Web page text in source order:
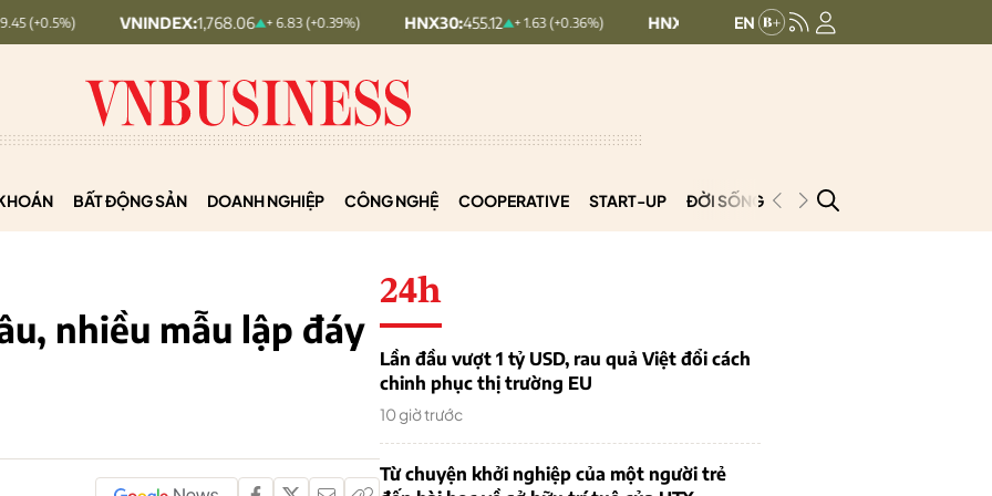
VNINDEX: 1,768.06 + 6.83 (+0.39%) HNX30: 455.12 + 1.63 (+0.36%) HNXINDEX: 293.44 + 0.25 (+0.09%)
BẤT ĐỘNG SẢN DOANH NGHIỆP CÔNG NGHỆ COOPERATIVE START-UP ĐỜI SỐNG PODCAST
nhiều mẫu lập đáy
24h
Lần đầu vượt 1 tỷ USD, rau quả Việt đổi cách
chinh phục thị trường EU
10 giờ trước
Từ chuyện khởi nghiệp của một người trẻ